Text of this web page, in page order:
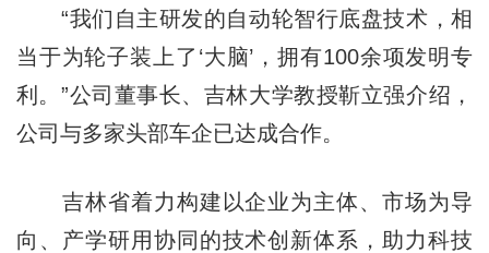
“我们自主研发的自动轮智行底盘技术，相
当于为轮子装上了‘大脑’，拥有100余项发明专
利。”公司董事长、吉林大学教授靳立强介绍，
公司与多家头部车企已达成合作。
吉林省着力构建以企业为主体、市场为导
向、产学研用协同的技术创新体系，助力科技